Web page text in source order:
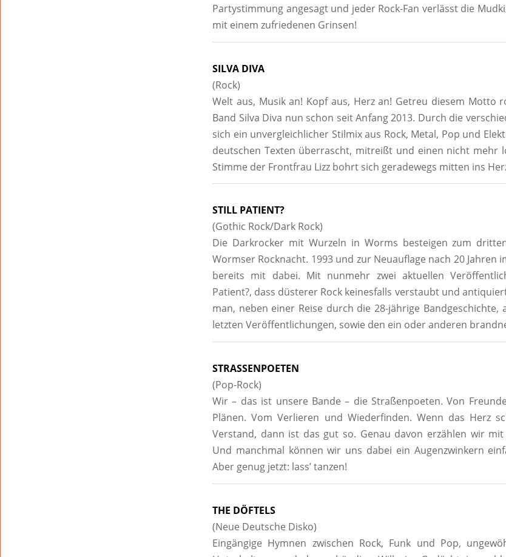
Partystimmung angesagt und jeder Rock-Fan verlässt die
mit einem zufriedenen Grinsen!
SILVA DIVA
(Rock)
Welt aus, Musik an! Kopf aus, Herz an! Getreu diesem Motto
Band Silva Diva nun schon seit Anfang 2013. Durch die
sich ein unvergleichlicher Stilmix aus Rock, Metal, Pop und
deutschen Texten überrascht, mitreißt und einen nicht mehr
Stimme der Frontfrau Lizz bohrt sich geradewegs mitten ins
STILL PATIENT?
(Gothic Rock/Dark Rock)
Die Darkrocker mit Wurzeln in Worms besteigen zum
Wormser Rocknacht. 1993 und zur Neuauflage nach 20 Jahren
bereits mit dabei. Mit nunmehr zwei aktuellen
Patient?, dass düsterer Rock keinesfalls verstaubt und
man, neben einer Reise durch die 28-jährige Bandgeschichte,
letzten Veröffentlichungen, sowie den ein oder anderen
STRASSENPOETEN
(Pop-Rock)
Wir – das ist unsere Bande – die Straßenpoeten. Von
Plänen. Vom Verlieren und Wiederfinden. Wenn das Herz
Verstand, dann ist das gut so. Genau davon erzählen wir
Und manchmal können wir uns dabei ein Augenzwinkern
Aber genug jetzt: lass’ tanzen!
THE DÖFTELS
(Neue Deutsche Disko)
Eingängige Hymnen zwischen Rock, Funk und Pop,